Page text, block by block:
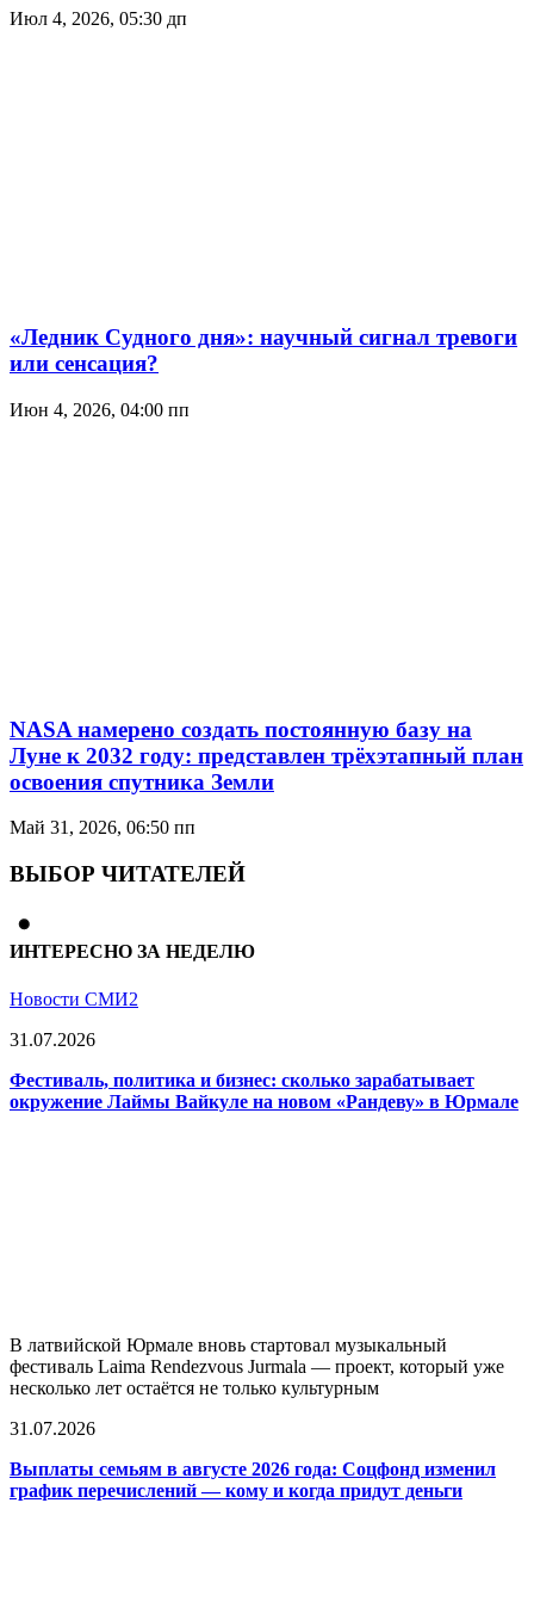
Июл 4, 2026, 05:30 дп
«Ледник Судного дня»: научный сигнал тревоги
или сенсация?
Июн 4, 2026, 04:00 пп
NASA намерено создать постоянную базу на
Луне к 2032 году: представлен трёхэтапный план
освоения спутника Земли
Май 31, 2026, 06:50 пп
ВЫБОР ЧИТАТЕЛЕЙ
ИНТЕРЕСНО ЗА НЕДЕЛЮ
Новости СМИ2
31.07.2026
Фестиваль, политика и бизнес: сколько зарабатывает
окружение Лаймы Вайкуле на новом «Рандеву» в Юрмале
В латвийской Юрмале вновь стартовал музыкальный
фестиваль Laima Rendezvous Jurmala — проект, который уже
несколько лет остаётся не только культурным
31.07.2026
Выплаты семьям в августе 2026 года: Соцфонд изменил
график перечислений — кому и когда придут деньги